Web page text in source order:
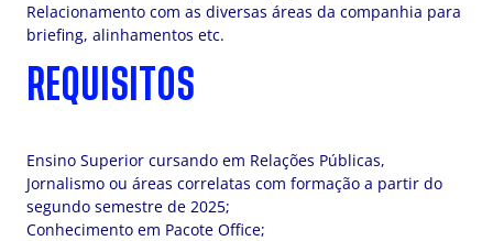
Relacionamento com as diversas áreas da companhia para
briefing, alinhamentos etc.
REQUISITOS
Ensino Superior cursando em Relações Públicas,
Jornalismo ou áreas correlatas com formação a partir do
segundo semestre de 2025;
Conhecimento em Pacote Office;